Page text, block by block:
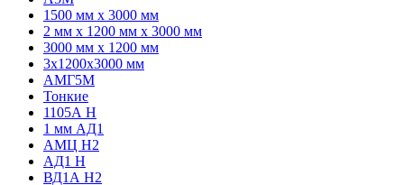
1500 мм х 3000 мм
2 мм х 1200 мм х 3000 мм
3000 мм х 1200 мм
3х1200х3000 мм
АМГ5М
Тонкие
1105А Н
1 мм АД1
АМЦ Н2
АД1 Н
ВД1А H2